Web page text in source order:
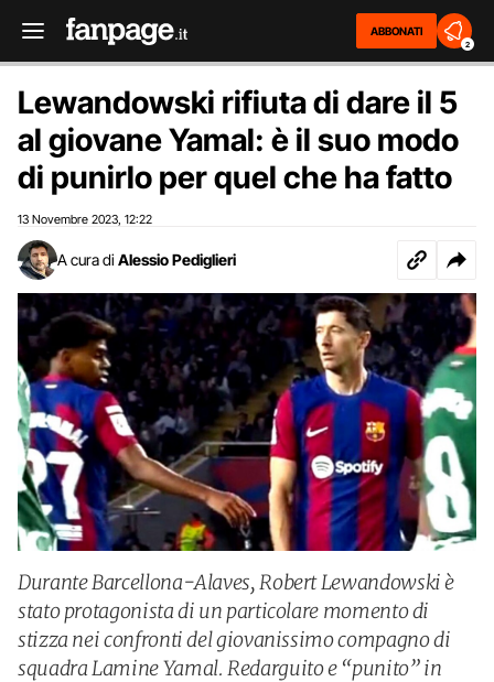
ABBONATI
2
Lewandowski rifiuta di dare il 5
al giovane Yamal: è il suo modo
di punirlo per quel che ha fatto
13 Novembre 2023 12:22
A cura di Alessio Pediglieri
Durante Barcellona-Alaves, Robert Lewandowski è
stato protagonista di un particolare momento di
stizza nei confronti del giovanissimo compagno di
squadra Lamine Yamal. Redarguito e “punito” in